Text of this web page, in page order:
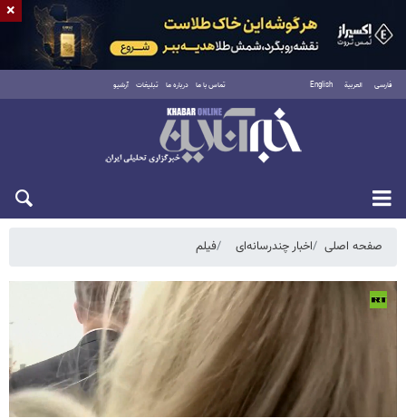
فارسی العربية English تماس با ما درباره ما تبلیغات آرشیو
شنبه ۱۷ مرداد ۱۴۰۵
صفحه اصلی اخبار چندرسانه‌ای فیلم
×